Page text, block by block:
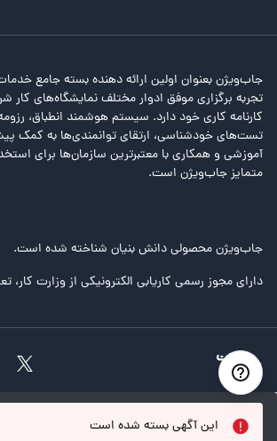
این آگهی بسته شده است
جاب‌ویژن بعنوان اولین ارائه دهنده بسته جامع
تجربه برگزاری موفق ادوار مختلف نمایشگاه‌های کار
کارنامه کاری خود دارد. سیستم هوشمند انطباق،
تست‌های خودشناسی، ارتقای توانمندی‌ها به کمک
آموزشی و همکاری با معتبرترین سازمان‌ها برای
متمایز جاب‌ویژن است.
جاب‌ویژن محصولی دانش بنیان شناخته شده است.
دارای مجوز رسمی کاریابی الکترونیکی از وزارت کار،
متاسفانه خطایی رخ داده است!